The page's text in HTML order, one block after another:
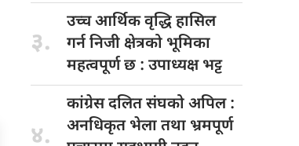
३.
उच्च आर्थिकवृद्धि हासिल
गर्न निजी क्षेत्रको भूमिका
महत्वपूर्ण छ : उपाध्यक्ष भट्ट
४.
कांग्रेस दलितसंघको अपिल :
अनधिकृत भेला तथा भ्रमपूर्ण